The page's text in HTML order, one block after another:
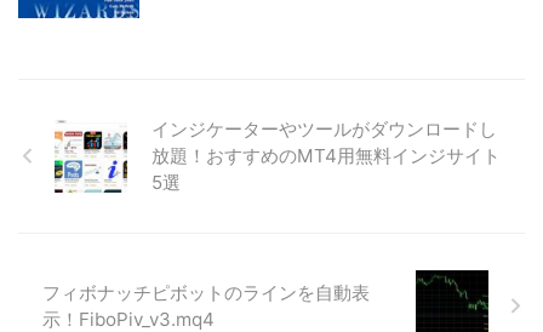
インジケーターやツールがダウンロードし
放題！おすすめのMT4用無料インジサイト
5選
フィボナッチピボットのラインを自動表
示！FiboPiv_v3.mq4